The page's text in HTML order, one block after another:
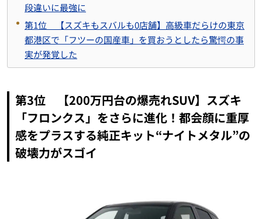
段違いに最強に
第1位 【スズキもスバルも0店舗】高級車だらけの東京
都港区で「フツーの国産車」を買おうとしたら驚愕の事
実が発覚した
第3位 【200万円台の爆売れSUV】スズキ
「フロンクス」をさらに進化！都会顔に重厚
感をプラスする純正キット“ナイトメタル”の
破壊力がスゴイ